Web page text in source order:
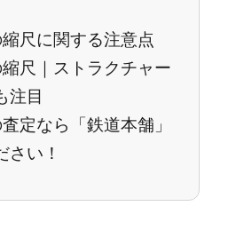
尺に関する注意点
尺｜ストラクチャー
注目
定なら「鉄道本舗」
さい！